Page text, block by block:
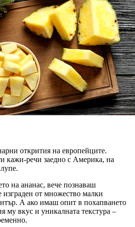
открития на европейците.
кажи-речи заедно с Америка, на
на ананас, вече познаваш
изграден от множество малки
А ако имаш опит в похапването
му вкус и уникалната текстура –